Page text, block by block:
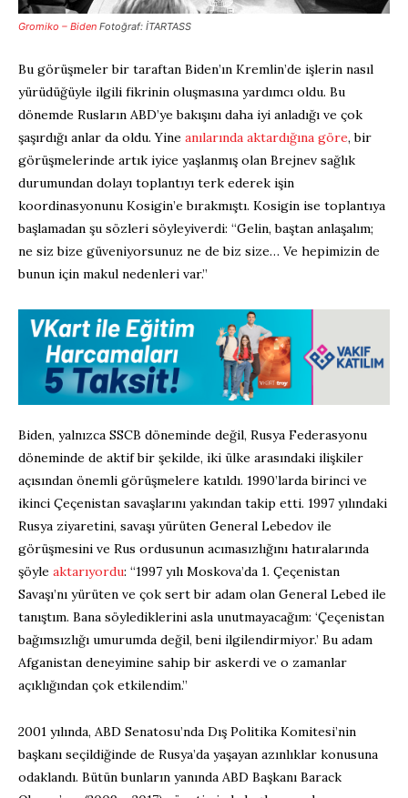
Gromiko – Biden Fotoğraf: İTARTASS
Bu görüşmeler bir taraftan Biden’ın Kremlin’de işlerin nasıl
yürüdüğüyle ilgili fikrinin oluşmasına yardımcı oldu. Bu
dönemde Rusların ABD’ye bakışını daha iyi anladığı ve çok
şaşırdığı anlar da oldu. Yine anılarında aktardığına göre, bir
görüşmelerinde artık iyice yaşlanmış olan Brejnev sağlık
durumundan dolayı toplantıyı terk ederek işin
koordinasyonunu Kosigin’e bırakmıştı. Kosigin ise toplantıya
başlamadan şu sözleri söyleyiverdi: “Gelin, baştan anlaşalım;
ne siz bize güveniyorsunuz ne de biz size… Ve hepimizin de
bunun için makul nedenleri var.”
Biden, yalnızca SSCB döneminde değil, Rusya Federasyonu
döneminde de aktif bir şekilde, iki ülke arasındaki ilişkiler
açısından önemli görüşmelere katıldı. 1990’larda birinci ve
ikinci Çeçenistan savaşlarını yakından takip etti. 1997 yılındaki
Rusya ziyaretini, savaşı yürüten General Lebedov ile
görüşmesini ve Rus ordusunun acımasızlığını hatıralarında
şöyle aktarıyordu: “1997 yılı Moskova’da 1. Çeçenistan
Savaşı’nı yürüten ve çok sert bir adam olan General Lebed ile
tanıştım. Bana söylediklerini asla unutmayacağım: ‘Çeçenistan
bağımsızlığı umurumda değil, beni ilgilendirmiyor.’ Bu adam
Afganistan deneyimine sahip bir askerdi ve o zamanlar
açıklığından çok etkilendim.”
2001 yılında, ABD Senatosu’nda Dış Politika Komitesi’nin
başkanı seçildiğinde de Rusya’da yaşayan azınlıklar konusuna
odaklandı. Bütün bunların yanında ABD Başkanı Barack